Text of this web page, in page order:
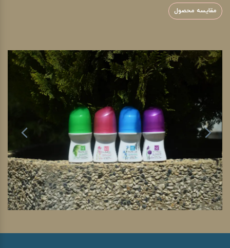
مقایسه محصول